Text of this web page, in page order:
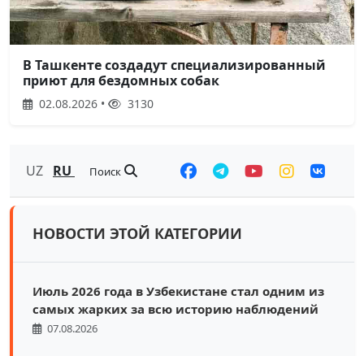
В Ташкенте создадут специализированный
приют для бездомных собак
02.08.2026 • 3130
UZ RU Поиск
НОВОСТИ ЭТОЙ КАТЕГОРИИ
Июль 2026 года в Узбекистане стал одним из
самых жарких за всю историю наблюдений
07.08.2026